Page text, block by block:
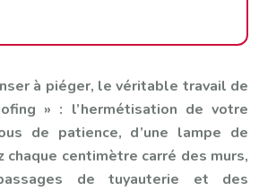
à piéger, le véritable travail de
» : l’hermétisation de votre
de patience, d’une lampe de
chaque centimètre carré des murs,
de tuyauterie et des